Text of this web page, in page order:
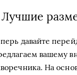
Лучшие
давайте
вашему
На